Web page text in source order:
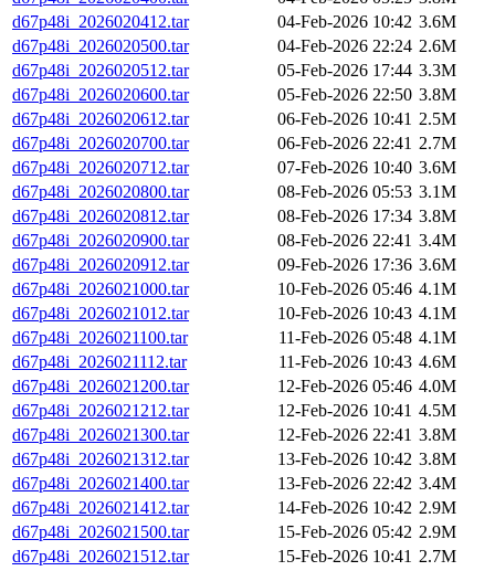
d67p48i_2026020412.tar
04-Feb-2026 10:42 3.6M
d67p48i_2026020500.tar
04-Feb-2026 22:24 2.6M
d67p48i_2026020512.tar
05-Feb-2026 17:44 3.3M
d67p48i_2026020600.tar
05-Feb-2026 22:50 3.8M
d67p48i_2026020612.tar
06-Feb-2026 10:41 2.5M
d67p48i_2026020700.tar
06-Feb-2026 22:41 2.7M
d67p48i_2026020712.tar
07-Feb-2026 10:40 3.6M
d67p48i_2026020800.tar
08-Feb-2026 05:53 3.1M
d67p48i_2026020812.tar
08-Feb-2026 17:34 3.8M
d67p48i_2026020900.tar
08-Feb-2026 22:41 3.4M
d67p48i_2026020912.tar
09-Feb-2026 17:36 3.6M
d67p48i_2026021000.tar
10-Feb-2026 05:46 4.1M
d67p48i_2026021012.tar
10-Feb-2026 10:43 4.1M
d67p48i_2026021100.tar
11-Feb-2026 05:48 4.1M
d67p48i_2026021112.tar
11-Feb-2026 10:43 4.6M
d67p48i_2026021200.tar
12-Feb-2026 05:46 4.0M
d67p48i_2026021212.tar
12-Feb-2026 10:41 4.5M
d67p48i_2026021300.tar
12-Feb-2026 22:41 3.8M
d67p48i_2026021312.tar
13-Feb-2026 10:42 3.8M
d67p48i_2026021400.tar
13-Feb-2026 22:42 3.4M
d67p48i_2026021412.tar
14-Feb-2026 10:42 2.9M
d67p48i_2026021500.tar
15-Feb-2026 05:42 2.9M
d67p48i_2026021512.tar
15-Feb-2026 10:41 2.7M